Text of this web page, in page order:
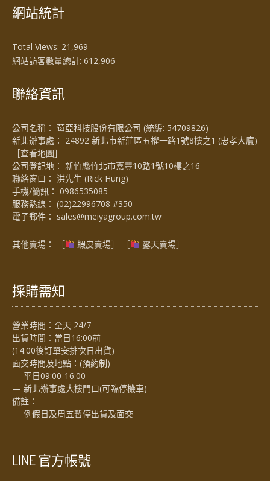
網站統計
Total Views: 21,969
網站訪客數量總計: 612,906
聯絡資訊
公司名稱： 莓亞科技股份有限公司 (統編: 54709826)
新北辦事處： 24892 新北市新莊區五權一路1號8樓之1 (忠孝大廈)
［查看地圖］
公司登記地： 新竹縣竹北市嘉豐10路1號10樓之16
聯絡窗口： 洪先生 (Rick Hung)
手機/簡訊： 0986535085
服務熱線： (02)22996708 #350
電子郵件： sales@meiyagroup.com.tw
其他賣場： ［ 蝦皮賣場］ ［ 露天賣場］
採購需知
營業時間：全天 24/7
出貨時間：當日16:00前
(14:00後訂單安排次日出貨)
面交時間及地點：(預約制)
— 平日09:00-16:00
— 新北辦事處大樓門口(可臨停機車)
備註：
— 例假日及周五暫停出貨及面交
LINE 官方帳號